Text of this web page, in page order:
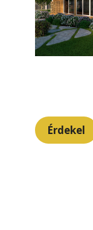
Érdekel